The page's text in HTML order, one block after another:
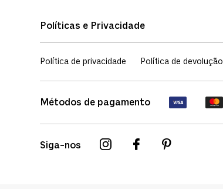
Políticas e Privacidade
Política de privacidade Política de devolução
Métodos de pagamento
Siga-nos